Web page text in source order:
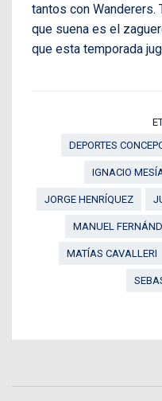
tantos con Wanderers.
que suena es el
que esta temporada
DEPORTES
IGNACIO
JORGE HENRÍQUEZ
MANUEL
MATÍAS CAVALLERI